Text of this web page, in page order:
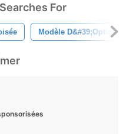
For
Modèle D&#39;options